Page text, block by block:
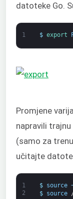
datoteke Go.
1 $ export
Promjene
napravili
(samo za
učitajte
1
2
$ source
$
source